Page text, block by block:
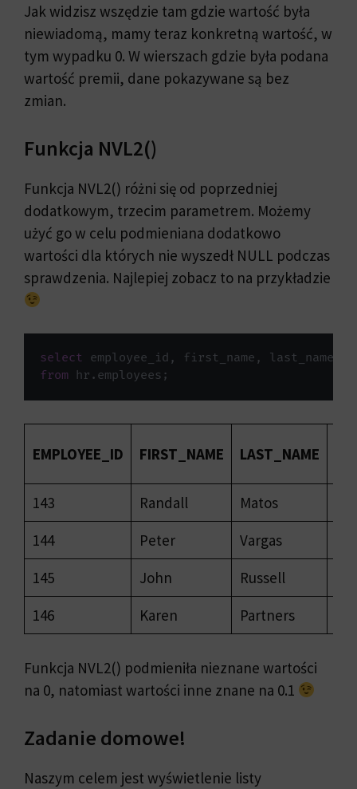
Jak widzisz wszędzie tam gdzie wartość była
niewiadomą, mamy teraz konkretną wartość, w
tym wypadku 0. W wierszach gdzie była podana
wartość premii, dane pokazywane są bez
zmian.
Funkcja NVL2()
Funkcja NVL2() różni się od poprzedniej
dodatkowym, trzecim parametrem. Możemy
użyć go w celu podmieniana dodatkowo
wartości dla których nie wyszedł NULL podczas
sprawdzenia. Najlepiej zobacz to na przykładzie
select employee_id , first_name , last_name
from hr . employees ;
EMPLOYEE_ID FIRST_NAME LAST_NAME
143 Randall Matos
144
Peter Vargas
145
John Russell
146
Karen Partners
Funkcja NVL2() podmieniła nieznane wartości
na 0, natomiast wartości inne znane na 0.1
Zadanie domowe!
Naszym celem jest wyświetlenie listy